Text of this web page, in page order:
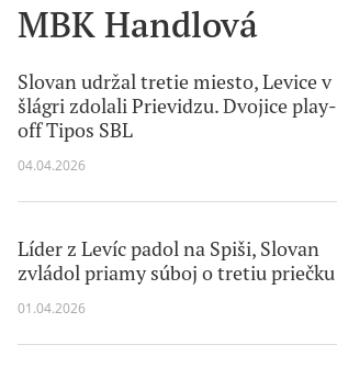
MBK Handlová
Slovan udržal tretie miesto, Levice v
šlágri zdolali Prievidzu. Dvojice play-
off Tipos SBL
04.04.2026
Líder z Levíc padol na Spiši, Slovan
zvládol priamy súboj o tretiu priečku
01.04.2026